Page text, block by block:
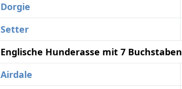
Dorgie
Setter
Englische Hunderasse mit 7 Buchstaben
Airdale